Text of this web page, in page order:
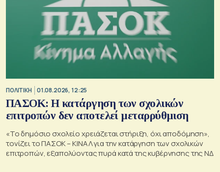
ΠΟΛΙΤΙΚΗ 01.08.2026, 12:25
ΠΑΣΟΚ: Η κατάργηση των σχολικών
επιτροπών δεν αποτελεί μεταρρύθμιση
«Το δημόσιο σχολείο χρειάζεται στήριξη, όχι αποδόμηση»,
τονίζει το ΠΑΣΟΚ – ΚΙΝΑΛ για την κατάργηση των σχολικών
επιτροπών, εξαπολύοντας πυρά κατά της κυβέρνησης της ΝΔ